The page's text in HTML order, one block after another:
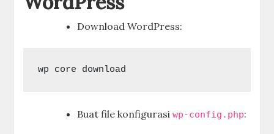
Download WordPress:
Buat file konfigurasiwp-config.php: